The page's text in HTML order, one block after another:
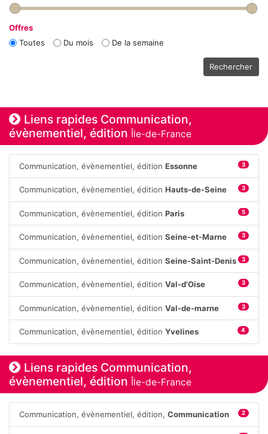
Offres
Toutes
Du mois De la semaine
Rechercher
Liens rapides Communication,
évènementiel, éditionÎle-de-France
Communication, évènementiel, éditionEssonne 3
Communication, évènementiel, éditionHauts-de-Seine 3
Communication, évènementiel, éditionParis 5
Communication, évènementiel, éditionSeine-et-Marne 3
Communication, évènementiel, éditionSeine-Saint-Denis 3
Communication, évènementiel, éditionVal-d'Oise 3
Communication, évènementiel, éditionVal-de-marne 3
Communication, évènementiel, éditionYvelines 4
Liens rapides Communication,
évènementiel, éditionÎle-de-France
Communication, évènementiel, édition,Communication 2